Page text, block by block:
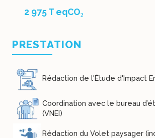
2 975 T eqCO₂
PRESTATION
Rédaction de l'Étude d'Impact
Coordination avec le bureau
(VNEI)
Rédaction du Volet paysager